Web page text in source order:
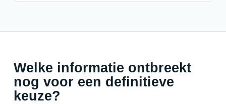
Welke informatie ontbreekt
nog voor een definitieve
keuze?